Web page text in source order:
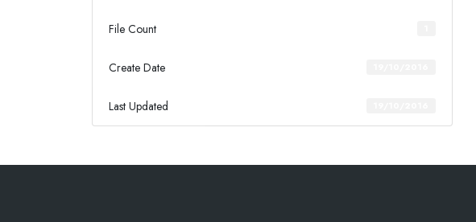
File Count
Create Date
Last Updated